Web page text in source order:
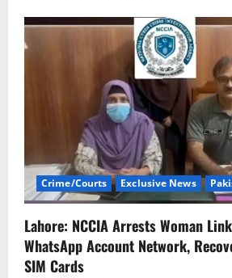
Crime/Courts Exclusive News
Lahore: NCCIA Arrests Woman
WhatsApp Account Network,
SIM Cards